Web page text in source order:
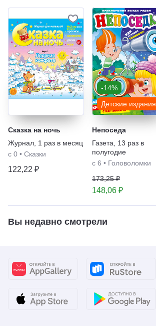
Сказка на ночь
Журнал 1 раз в месяц
с 0 • Сказки
122,22 ₽
-14%
Детские издания
Непоседа
Газета
13 раз в
полугодие
с 6 • Головоломки
173,25 ₽
148,06 ₽
Вы недавно смотрели